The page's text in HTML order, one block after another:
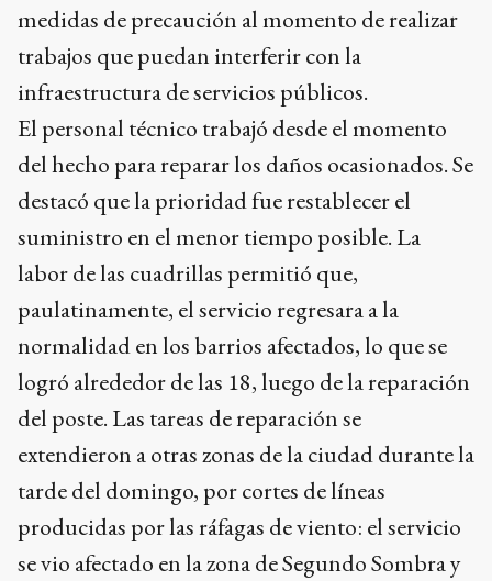
medidas de precaución al momento de realizar
trabajos que puedan interferir con la
infraestructura de servicios públicos.
El personal técnico trabajó desde el momento
del hecho para reparar los daños ocasionados. Se
destacó que la prioridad fue restablecer el
suministro en el menor tiempo posible. La
labor de las cuadrillas permitió que,
paulatinamente, el servicio regresara a la
normalidad en los barrios afectados, lo que se
logró alrededor de las 18, luego de la reparación
del poste. Las tareas de reparación se
extendieron a otras zonas de la ciudad durante la
tarde del domingo, por cortes de líneas
producidas por las ráfagas de viento: el servicio
se vio afectado en la zona de Segundo Sombra y